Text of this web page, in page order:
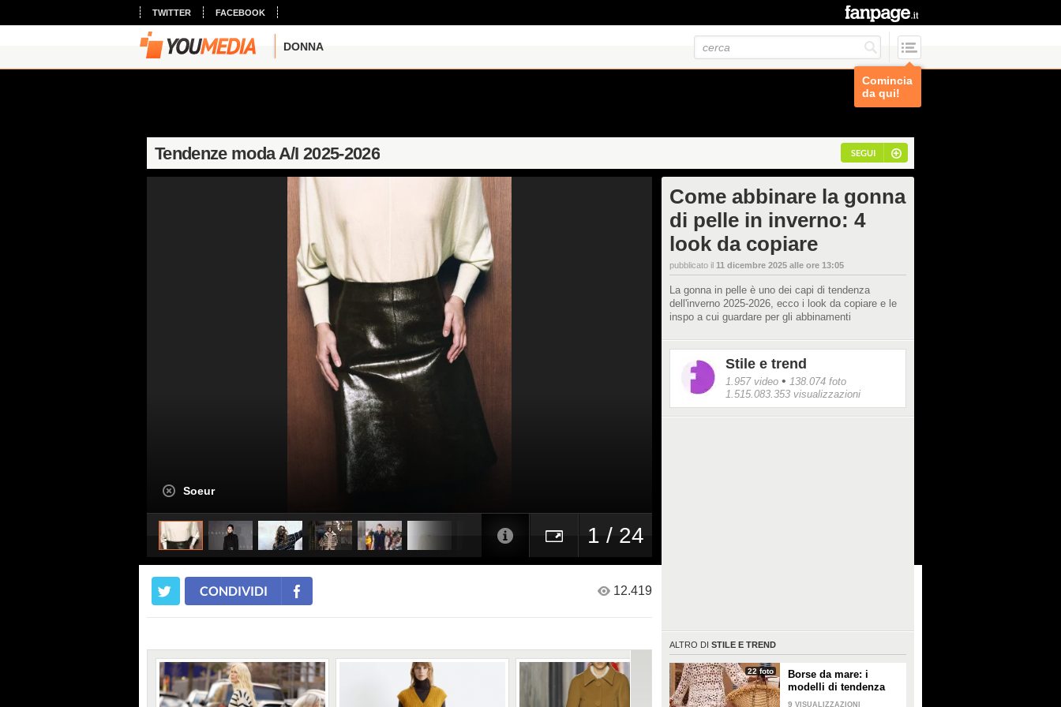
TWITTER FACEBOOK
DONNA
Comincia
da qui!
Tendenze moda A/I 2025-2026 SEGUI
Soeur
1 / 24
Come abbinare la gonna
di pelle in inverno: 4
look da copiare
pubblicato il 11 dicembre 2025 alle ore 13:05
La gonna in pelle è uno dei capi di tendenza
dell'inverno 2025-2026, ecco i look da copiare e le
inspo a cui guardare per gli abbinamenti
Stile e trend
1.957 video • 138.074 foto
1.515.083.353 visualizzazioni
ALTRO DI STILE E TREND
22 foto
Borse da mare: i
modelli di tendenza
per l'estate 2026
9 VISUALIZZAZIONI
CONDIVIDI 12.419